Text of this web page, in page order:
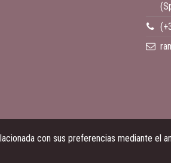
con sus preferencias mediante el